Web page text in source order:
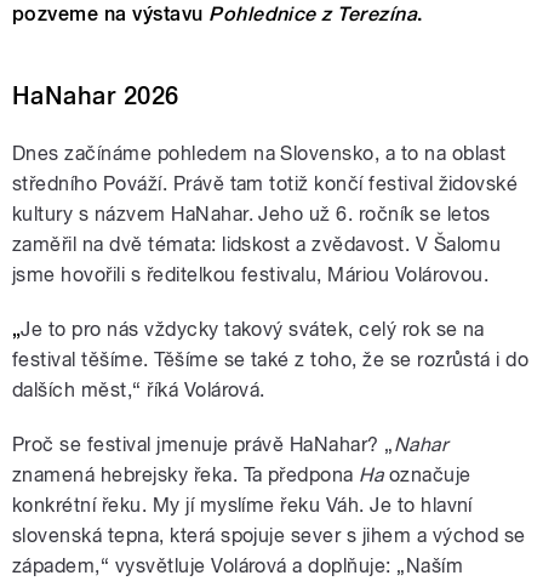
pozveme na výstavu Pohlednice z Terezína.
HaNahar 2026
Dnes začínáme pohledem na Slovensko, a to na oblast
středního Pováží. Právě tam totiž končí festival židovské
kultury s názvem HaNahar. Jeho už 6. ročník se letos
zaměřil na dvě témata: lidskost a zvědavost. V Šalomu
jsme hovořili s ředitelkou festivalu, Máriou Volárovou.
„Je to pro nás vždycky takový svátek, celý rok se na
festival těšíme. Těšíme se také z toho, že se rozrůstá i do
dalších měst,“ říká Volárová.
Proč se festival jmenuje právě HaNahar? „Nahar
znamená hebrejsky řeka. Ta předpona Haoznačuje
konkrétní řeku. My jí myslíme řeku Váh. Je to hlavní
slovenská tepna, která spojuje sever s jihem a východ se
západem,“ vysvětluje Volárová a doplňuje: „Naším